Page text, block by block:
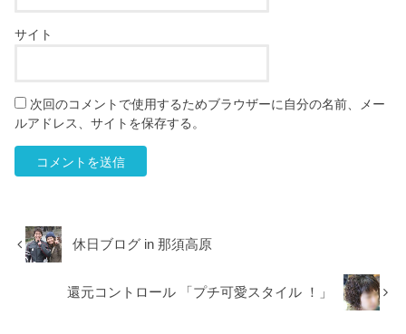
サイト
次回のコメントで使用するためブラウザーに自分の名前、メー
ルアドレス、サイトを保存する。
休日ブログ in 那須高原
還元コントロール 「プチ可愛スタイル ！」